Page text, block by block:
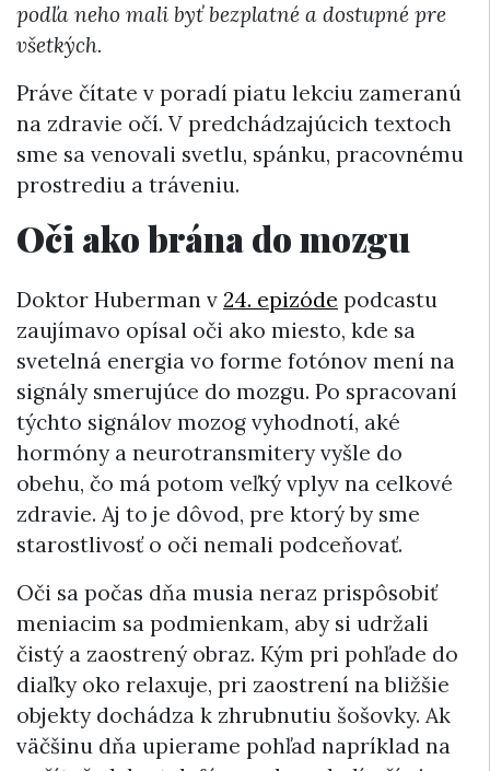
podľa neho mali byť bezplatné a dostupné pre
všetkých.
Práve čítate v poradí piatu lekciu zameranú
na zdravie očí. V predchádzajúcich textoch
sme sa venovali svetlu, spánku, pracovnému
prostrediu a tráveniu.
Oči ako brána do mozgu
Doktor Huberman v 24. epizóde podcastu
zaujímavo opísal oči ako miesto, kde sa
svetelná energia vo forme fotónov mení na
signály smerujúce do mozgu. Po spracovaní
týchto signálov mozog vyhodnotí, aké
hormóny a neurotransmitery vyšle do
obehu, čo má potom veľký vplyv na celkové
zdravie. Aj to je dôvod, pre ktorý by sme
starostlivosť o oči nemali podceňovať.
Oči sa počas dňa musia neraz prispôsobiť
meniacim sa podmienkam, aby si udržali
čistý a zaostrený obraz. Kým pri pohľade do
diaľky oko relaxuje, pri zaostrení na bližšie
objekty dochádza k zhrubnutiu šošovky. Ak
väčšinu dňa upierame pohľad napríklad na